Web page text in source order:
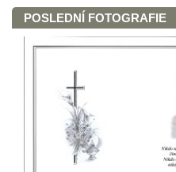
POSLEDNÍ FOTOGRAFIE